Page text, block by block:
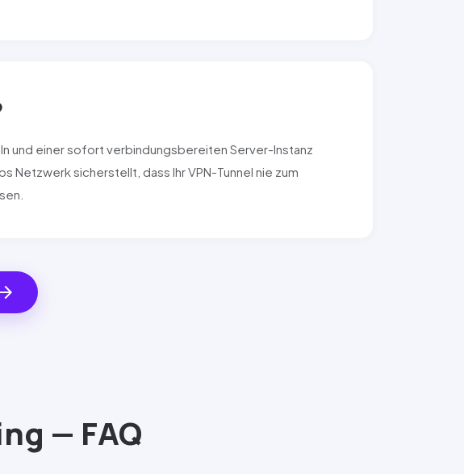
und einer sofort verbindungsbereiten Server-Instanz
sicherstellt, dass Ihr VPN-Tunnel nie zum
arrow_forward
— FAQ